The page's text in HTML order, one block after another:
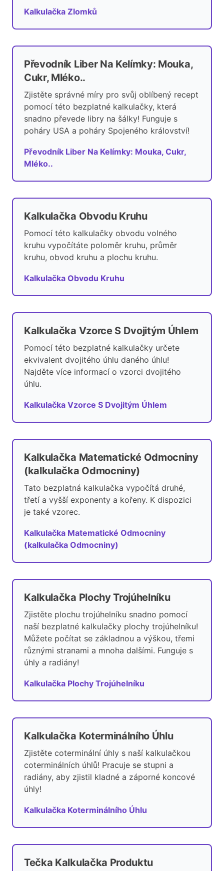
Kalkulačka Zlomků
Převodník Liber Na Kelímky: Mouka,
Cukr, Mléko..
Zjistěte správné míry pro svůj oblíbený recept
pomocí této bezplatné kalkulačky, která
snadno převede libry na šálky! Funguje s
poháry USA a poháry Spojeného království!
Převodník Liber Na Kelímky: Mouka, Cukr,
Mléko..
Kalkulačka Obvodu Kruhu
Pomocí této kalkulačky obvodu volného
kruhu vypočítáte poloměr kruhu, průměr
kruhu, obvod kruhu a plochu kruhu.
Kalkulačka Obvodu Kruhu
Kalkulačka Vzorce S Dvojitým Úhlem
Pomocí této bezplatné kalkulačky určete
ekvivalent dvojitého úhlu daného úhlu!
Najděte více informací o vzorci dvojitého
úhlu.
Kalkulačka Vzorce S Dvojitým Úhlem
Kalkulačka Matematické Odmocniny
(kalkulačka Odmocniny)
Tato bezplatná kalkulačka vypočítá druhé,
třetí a vyšší exponenty a kořeny. K dispozici
je také vzorec.
Kalkulačka Matematické Odmocniny
(kalkulačka Odmocniny)
Kalkulačka Plochy Trojúhelníku
Zjistěte plochu trojúhelníku snadno pomocí
naší bezplatné kalkulačky plochy trojúhelníku!
Můžete počítat se základnou a výškou, třemi
různými stranami a mnoha dalšími. Funguje s
úhly a radiány!
Kalkulačka Plochy Trojúhelníku
Kalkulačka Koterminálního Úhlu
Zjistěte coterminální úhly s naší kalkulačkou
coterminálních úhlů! Pracuje se stupni a
radiány, aby zjistil kladné a záporné koncové
úhly!
Kalkulačka Koterminálního Úhlu
Tečka Kalkulačka Produktu